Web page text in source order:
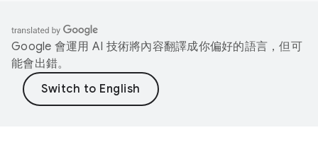
Google 會運用 AI 技術將內容翻譯成你偏好的語言，但可
能會出錯。